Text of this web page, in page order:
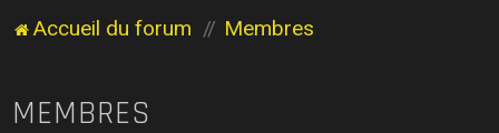
Accueil du forum Membres
MEMBRES